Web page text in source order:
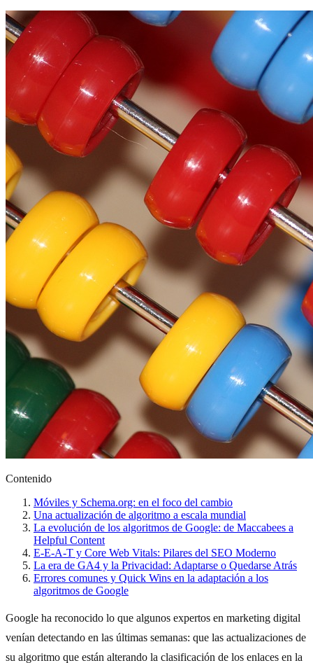
Contenido
Móviles y Schema.org: en el foco del cambio
Una actualización de algoritmo a escala mundial
La evolución de los algoritmos de Google: de Maccabees a
Helpful Content
E-E-A-T y Core Web Vitals: Pilares del SEO Moderno
La era de GA4 y la Privacidad: Adaptarse o Quedarse Atrás
Errores comunes y Quick Wins en la adaptación a los
algoritmos de Google
Google ha reconocido lo que algunos expertos en marketing digital
venían detectando en las últimas semanas: que las actualizaciones de
su algoritmo que están alterando la clasificación de los enlaces en la